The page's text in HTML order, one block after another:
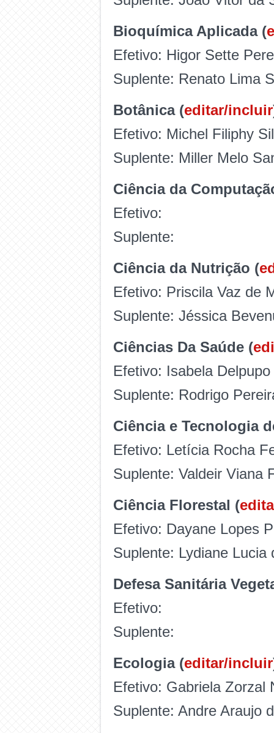
Bioquímica Aplicada (
Efetivo: Higor Sette
Suplente: Renato Lima
Botânica (editar/incluir
Efetivo: Michel Filiphy
Suplente: Miller Melo
Ciência da
Efetivo:
Suplente:
Ciência da Nutrição (
Efetivo: Priscila Vaz de
Suplente: Jéssica
Ciências Da Saúde (
Efetivo: Isabela
Suplente: Rodrigo
Ciência e Tecnologia
Efetivo: Letícia Rocha
Suplente: Valdeir Viana
Ciência Florestal (
Efetivo: Dayane Lopes
Suplente: Lydiane Lucia
Defesa Sanitária
Efetivo:
Suplente:
Ecologia (editar/incluir
Efetivo: Gabriela Zorzal
Suplente: Andre Araujo